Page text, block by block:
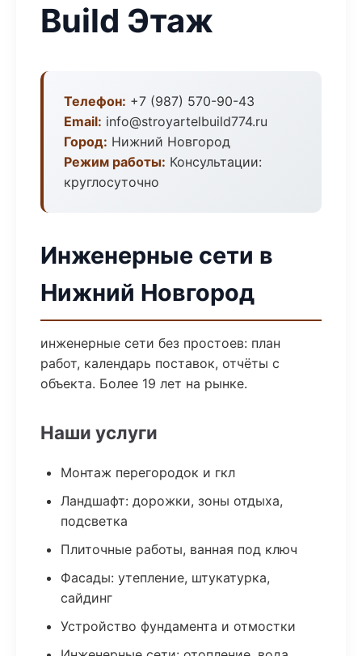
Build Этаж
Телефон: +7 (987) 570-90-43
Email: info@stroyartelbuild774.ru
Город: Нижний Новгород
Режим работы: Консультации:
круглосуточно
Инженерные сети в
Нижний Новгород
инженерные сети без простоев: план
работ, календарь поставок, отчёты с
объекта. Более 19 лет на рынке.
Наши услуги
Монтаж перегородок и гкл
Ландшафт: дорожки, зоны отдыха,
подсветка
Плиточные работы, ванная под ключ
Фасады: утепление, штукатурка,
сайдинг
Устройство фундамента и отмостки